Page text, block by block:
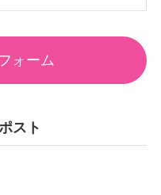
ォーム
スト